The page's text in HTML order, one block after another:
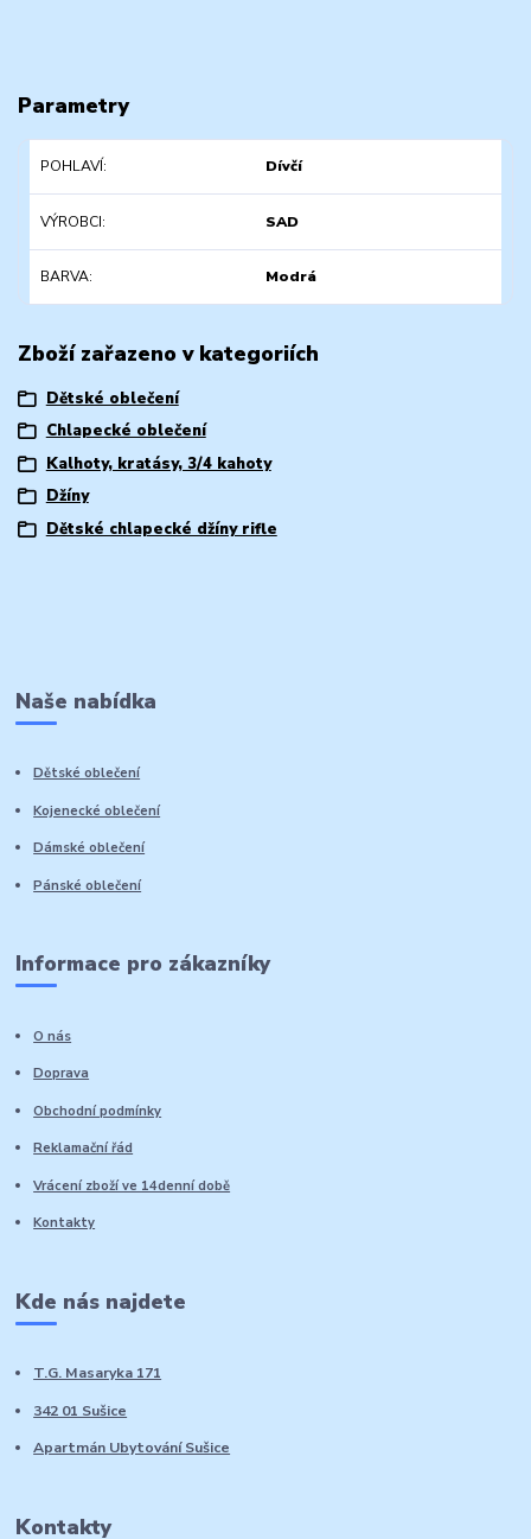
Parametry
POHLAVÍ Dívčí
VÝROBCI SAD
BARVA Modrá
Zboží zařazeno v kategoriích
Dětské oblečení
Chlapecké oblečení
Kalhoty, kratásy, 3/4 kahoty
Džíny
Dětské chlapecké džíny rifle
Naše nabídka
Dětské oblečení
Kojenecké oblečení
Dámské oblečení
Pánské oblečení
Informace pro zákazníky
O nás
Doprava
Obchodní podmínky
Reklamační řád
Vrácení zboží ve 14denní době
Kontakty
Kde nás najdete
T.G. Masaryka 171
342 01 Sušice
Apartmán Ubytování Sušice
Kontakty